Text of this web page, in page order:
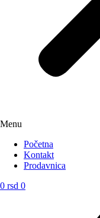
Menu
Početna
Kontakt
Prodavnica
0 rsd 0